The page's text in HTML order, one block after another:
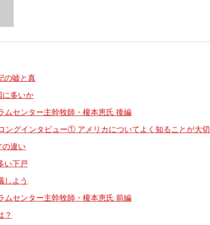
の嘘と真
多いか
センター主幹牧師・榎本恵氏 後編
ングインタビュー① アメリカについてよく知ることが大切
違い
い下戸
しよう
センター主幹牧師・榎本恵氏 前編
？